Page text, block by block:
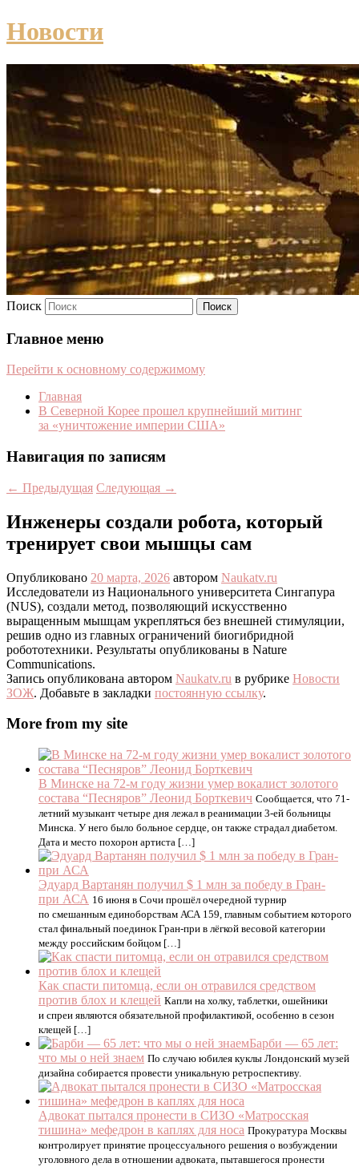
Новости
Поиск
Главное меню
Перейти к основному содержимому
Главная
В Северной Корее прошел крупнейший митинг
за «уничтожение империи США»
Навигация по записям
← Предыдущая Следующая →
Инженеры создали робота, который
тренирует свои мышцы сам
Опубликовано 20 марта, 2026 автором Naukatv.ru
Исследователи из Национального университета Сингапура
(NUS), создали метод, позволяющий искусственно
выращенным мышцам укрепляться без внешней стимуляции,
решив одно из главных ограничений биогибридной
робототехники. Результаты опубликованы в Nature
Communications.
Запись опубликована автором Naukatv.ru в рубрике Новости
ЗОЖ. Добавьте в закладки постоянную ссылку.
More from my site
В Минске на 72-м году жизни умер вокалист золотого
состава “Песняров” Леонид Борткевич Сообщается, что 71-
летний музыкант четыре дня лежал в реанимации 3-ей больницы
Минска. У него было больное сердце, он также страдал диабетом.
Дата и место похорон артиста […]
Эдуард Вартанян получил $ 1 млн за победу в Гран-
при АСА 16 июня в Сочи прошёл очередной турнир
по смешанным единоборствам АСА 159, главным событием которого
стал финальный поединок Гран-при в лёгкой весовой категории
между российским бойцом […]
Как спасти питомца, если он отравился средством
против блох и клещей Капли на холку, таблетки, ошейники
и спреи являются обязательной профилактикой, особенно в сезон
клещей […]
Барби — 65 лет:
что мы о ней знаем По случаю юбилея куклы Лондонский музей
дизайна собирается провести уникальную ретроспективу.
Адвокат пытался пронести в СИЗО «Матросская
тишина» мефедрон в каплях для носа Прокуратура Москвы
контролирует принятие процессуального решения о возбуждении
уголовного дела в отношении адвоката, пытавшегося пронести